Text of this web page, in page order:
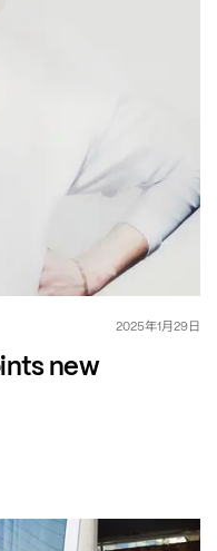
2025年1月29日
new